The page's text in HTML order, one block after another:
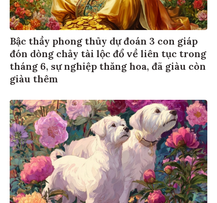
Bậc thầy phong thủy dự đoán 3 con giáp
đón dòng chảy tài lộc đổ về liên tục trong
tháng 6, sự nghiệp thăng hoa, đã giàu còn
giàu thêm